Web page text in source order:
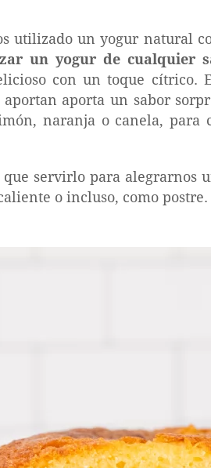
utilizado un yogur natural
un yogur de cualquier
con un toque cítrico.
aporta un sabor
naranja o canela, para
servirlo para alegrarnos
o incluso, como postre.